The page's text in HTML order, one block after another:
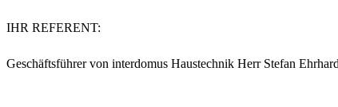
IHR REFERENT:
Geschäftsführer von interdomus Haustechnik Herr Stefan